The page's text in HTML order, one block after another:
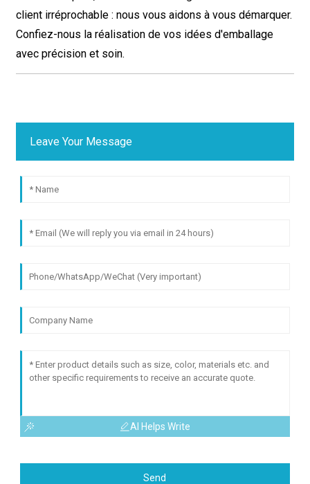
client irréprochable : nous vous aidons à vous démarquer.
Confiez-nous la réalisation de vos idées d'emballage
avec précision et soin.
Leave Your Message
AI Helps Write
Send